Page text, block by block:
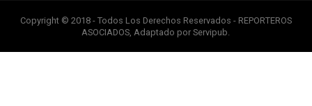
Copyright © 2018 - Todos Los Derechos Reservados - REPORTEROS
ASOCIADOS, Adaptado por Servipub.